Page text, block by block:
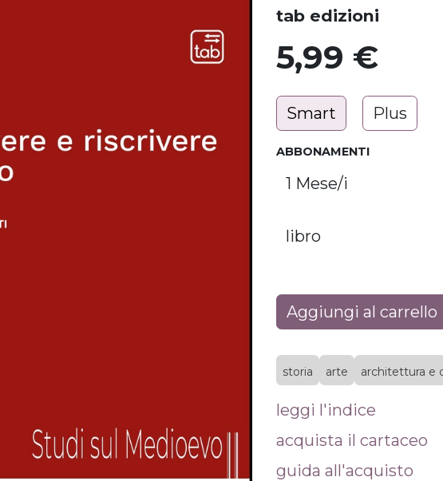
tab edizioni
5,99 €
Smart Plus
ABBONAMENTI
Aggiungi al carrello
storia arte architettura e
leggi l'indice
acquista il cartaceo
guida all'acquisto